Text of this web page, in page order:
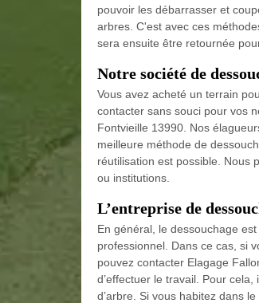
pouvoir les débarrasser et
arbres. C'est avec ces
sera ensuite être retournée
Notre société de
Vous avez acheté un terrain
contacter sans souci pour vos
Fontvieille 13990. Nos
meilleure méthode de
réutilisation est possible. Nous
ou institutions.
L’entreprise de
En général, le dessouchage
professionnel. Dans ce cas, si
pouvez contacter Elagage
d’effectuer le travail. Pour
d’arbre. Si vous habitez dans